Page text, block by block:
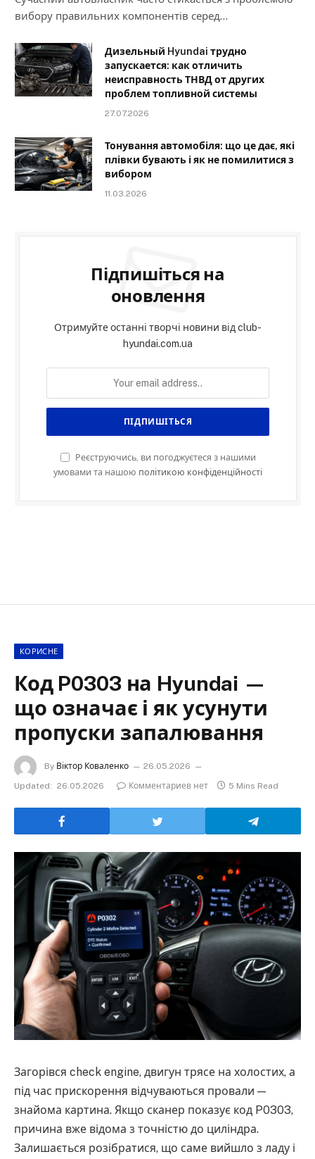
вибору правильних компонентів серед…
Дизельный Hyundai трудно
запускается: как отличить
неисправность ТНВД от других
проблем топливной системы
27.07.2026
Тонування автомобіля: що це дає, які
плівки бувають і як не помилитися з
вибором
11.03.2026
Підпишіться на
оновлення
Отримуйте останні творчі новини від club-
hyundai.com.ua
Реєструючись, ви погоджуєтеся з нашими
умовами та нашою політикою конфіденційності
КОРИСНЕ
Код P0303 на Hyundai —
що означає і як усунути
пропуски запалювання
By Віктор Коваленко
26.05.2026
Updated: 26.05.2026 Комментариев нет 5 Mins Read
Загорівся check engine, двигун трясе на холостих, а
під час прискорення відчуваються провали —
знайома картина. Якщо сканер показує код P0303,
причина вже відома з точністю до циліндра.
Залишається розібратися, що саме вийшло з ладу і